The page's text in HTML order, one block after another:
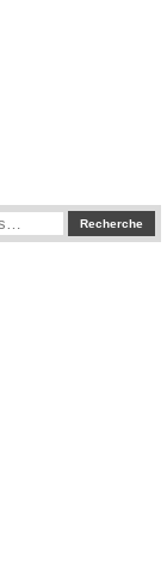
Recherche